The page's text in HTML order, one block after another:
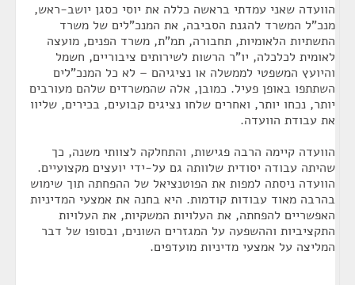
הוועדה שאני עמדתי בראשה כללה את יוסי כסגן יושב-ראש,
מנכ"ל המשרד להגנת הסביבה, את המנכ"לים של משרד
התשתיות הלאומיות, תחבורה, תמ"ת, משרד הפנים, מועצה
לאומית לכלכלה, יו"ר הרשות לשירותים ציבוריים, חשמל
והיועץ המשפטי לממשלה או נציגיהם – לא כל המנכ"לים
השתתפו באופן פעיל. כמובן, אלה שהמשרדים שלהם מעורבים
יותר, נכחו יותר, ואחרים שלחו נציגים קבועים, בכירים, שליוו
את עבודת הוועדה.
הוועדה קיימה הרבה פגישות, והתחלקה לצוותי משנה, כך
שהיתה עבודה יסודית שלוותה גם על-ידי יועצים מקצועיים.
הוועדה ניסתה למפות את הפוטנציאל של ההפחתה תוך שימוש
בהרבה מאוד עבודות קודמות. היא בחנה את אמצעי המדיניות
האפשריים להפחתה, את העלויות המשקיות, את העלויות
התקציביות וההשפעה על המגזרים השונים, ובסופו של דבר
המליצה על אמצעי מדיניות מועדפים.